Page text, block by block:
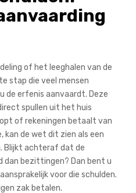
of het leeghalen van de
stap die veel mensen
de erfenis aanvaardt. Deze
spullen uit het huis
of rekeningen betaalt van
kan de wet dit zien als een
Blijkt achteraf dat de
dan bezittingen? Dan bent u
voor die schulden.
zak betalen.